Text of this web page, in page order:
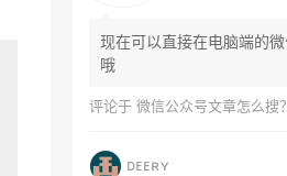
现在可以直接在电脑端的
哦
评论于 微信公众号文章怎么搜？如何在电
ᴅᴇᴇʀʏ